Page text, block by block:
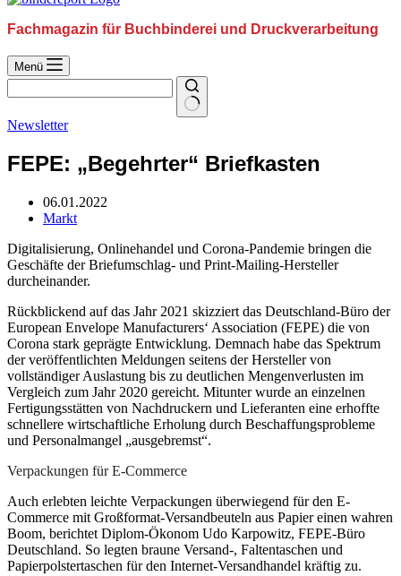
Fachmagazin für Buchbinderei und Druckverarbeitung
Menü
Newsletter
FEPE: „Begehrter“ Briefkasten
06.01.2022
Markt
Digitalisierung, Onlinehandel und Corona-Pandemie bringen die
Geschäfte der Briefumschlag- und Print-Mailing-Hersteller
durcheinander.
Rückblickend auf das Jahr 2021 skizziert das Deutschland-Büro der
European Envelope Manufacturers‘ Association (FEPE) die von
Corona stark geprägte Entwicklung. Demnach habe das Spektrum
der veröffentlichten Meldungen seitens der Hersteller von
vollständiger Auslastung bis zu deutlichen Mengenverlusten im
Vergleich zum Jahr 2020 gereicht. Mitunter wurde an einzelnen
Fertigungsstätten von Nachdruckern und Lieferanten eine erhoffte
schnellere wirtschaftliche Erholung durch Beschaffungsprobleme
und Personalmangel „ausgebremst“.
Verpackungen für E-Commerce
Auch erlebten leichte Verpackungen überwiegend für den E-
Commerce mit Großformat-Versandbeuteln aus Papier einen wahren
Boom, berichtet Diplom-Ökonom Udo Karpowitz, FEPE-Büro
Deutschland. So legten braune Versand-, Faltentaschen und
Papierpolstertaschen für den Internet-Versandhandel kräftig zu.